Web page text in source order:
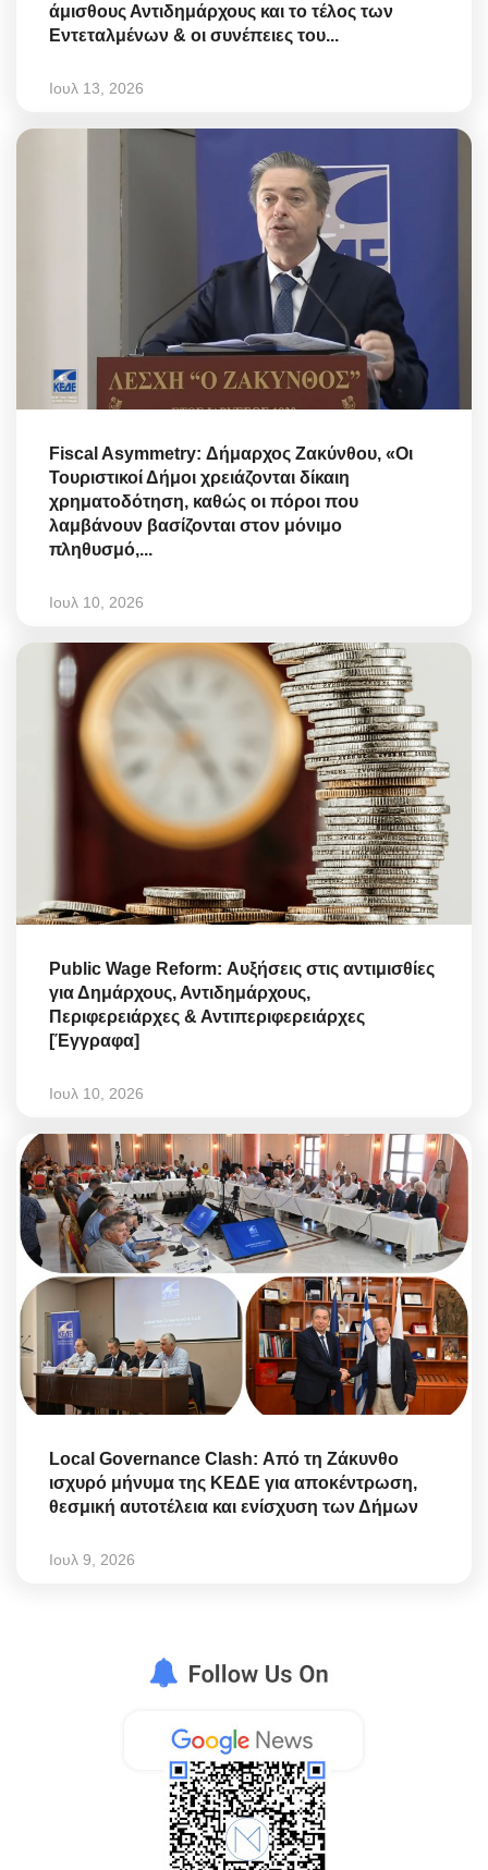
άμισθους Αντιδημάρχους και το τέλος των
Εντεταλμένων & οι συνέπειες του...
Ιουλ 13, 2026
Fiscal Asymmetry: Δήμαρχος Ζακύνθου, «Οι
Τουριστικοί Δήμοι χρειάζονται δίκαιη
χρηματοδότηση, καθώς οι πόροι που
λαμβάνουν βασίζονται στον μόνιμο
πληθυσμό,...
Ιουλ 10, 2026
Public Wage Reform: Αυξήσεις στις αντιμισθίες
για Δημάρχους, Αντιδημάρχους,
Περιφερειάρχες & Αντιπεριφερειάρχες
[Έγγραφα]
Ιουλ 10, 2026
Local Governance Clash: Από τη Ζάκυνθο
ισχυρό μήνυμα της ΚΕΔΕ για αποκέντρωση,
θεσμική αυτοτέλεια και ενίσχυση των Δήμων
Ιουλ 9, 2026